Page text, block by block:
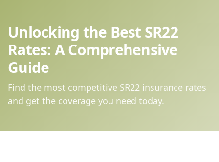
Unlocking the Best SR22
Rates: A Comprehensive
Guide
Find the most competitive SR22 insurance rates
and get the coverage you need today.